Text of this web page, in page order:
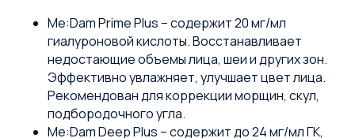
Me:Dam Prime Plus – содержит 20 мг/мл
гиалуроновой кислоты. Восстанавливает
недостающие объемы лица, шеи и других зон.
Эффективно увлажняет, улучшает цвет лица.
Рекомендован для коррекции морщин, скул,
подбородочного угла.
Me:Dam Deep Plus – содержит до 24 мг/мл ГК,